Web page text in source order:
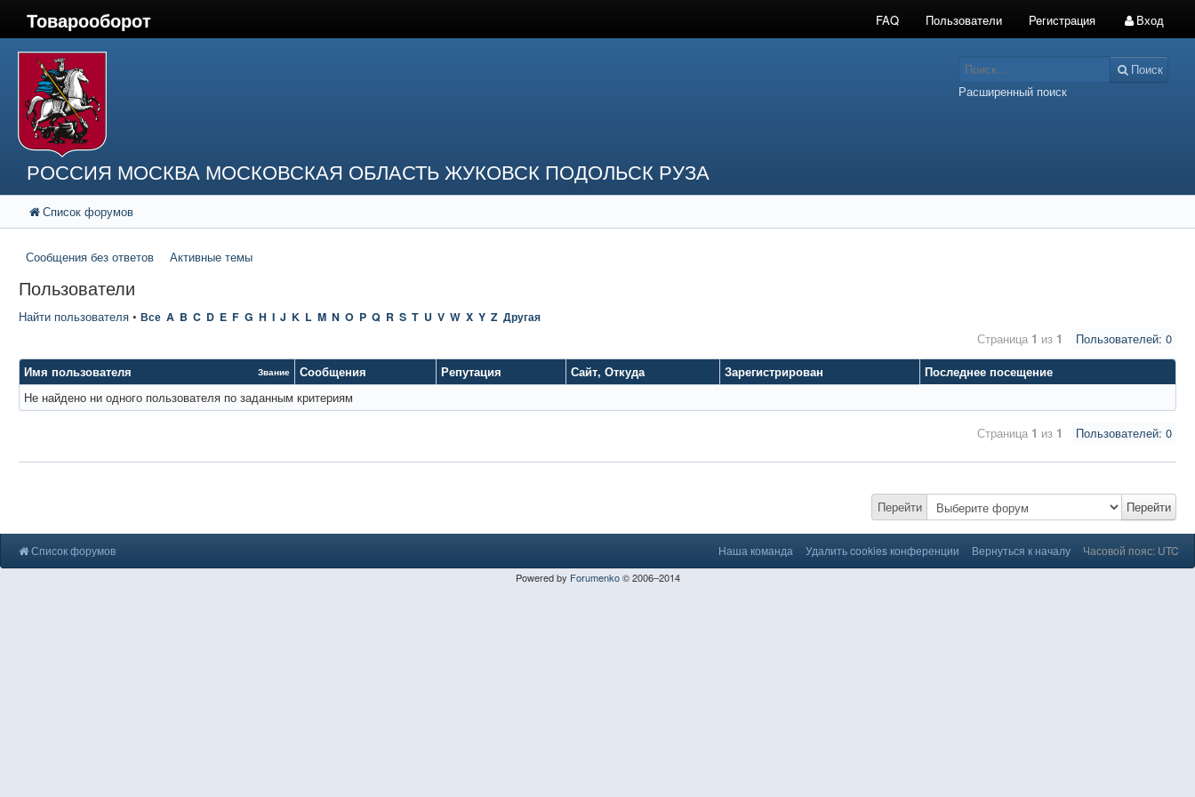
Товарооборот FAQ Пользователи Регистрация Вход
РОССИЯ МОСКВА МОСКОВСКАЯ ОБЛАСТЬ ЖУКОВСК ПОДОЛЬСК РУЗА
Поиск
Расширенный поиск
Список форумов
Сообщения без ответов Активные темы
Пользователи
Найти пользователя • Все A B C D E F G H I J K L M N O P Q R S T U V W X Y Z Другая
Пользователей: 0
Страница 1 из 1
Имя пользователя
Звание Сообщения Репутация Сайт, Откуда Зарегистрирован
Последнее посещение
Не найдено ни одного пользователя по заданным критериям
Пользователей: 0
Страница 1 из 1
Перейти Перейти
Список форумов Наша команда Удалить cookies конференции Вернуться к началу Часовой пояс: UTC
Powered by Forumenko© 2006–2014